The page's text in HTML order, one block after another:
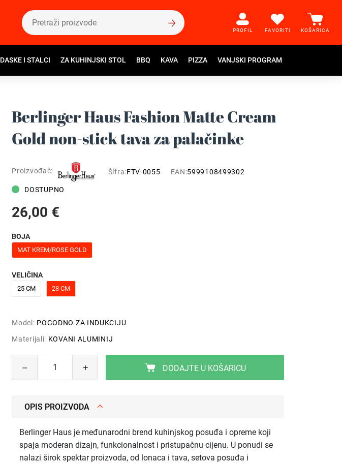
PROFIL FAVORITI KOŠARICA
DASKE I STALCI ZA KUHINJSKI STOL BBQ KAVA PIZZA VANJSKI PROGRAM
Berlinger Haus Fashion Matte Cream
Gold non-stick tava za palačinke
Proizvođač: Šifra:FTV-0055 EAN:5999108499302
DOSTUPNO
26,00 €
BOJA
MAT KREM/ROSE GOLD
VELIČINA
25 CM 28 CM
Model: POGODNO ZA INDUKCIJU
Materijali: KOVANI ALUMINIJ
DODAJTE U KOŠARICU
OPIS PROIZVODA
Berlinger Haus je međunarodni brend kuhinjskog posuđa i opreme koji
spaja moderan dizajn, funkcionalnost i pristupačnu cijenu. U ponudi se
nalazi širok spektar proizvoda, od lonaca i tava, setova posuđa i